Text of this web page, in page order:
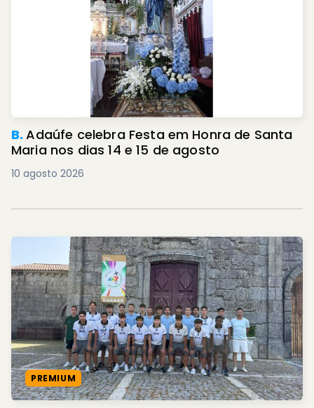
B.Adaúfe celebra Festa em Honra de Santa
Maria nos dias 14 e 15 de agosto
10 agosto 2026
PREMIUM